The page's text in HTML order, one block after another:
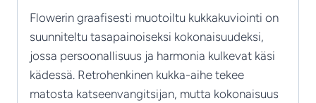
Flowerin graafisesti muotoiltu kukkakuviointi on
suunniteltu tasapainoiseksi kokonaisuudeksi,
jossa persoonallisuus ja harmonia kulkevat käsi
kädessä. Retrohenkinen kukka-aihe tekee
matosta katseenvangitsijan, mutta kokonaisuus